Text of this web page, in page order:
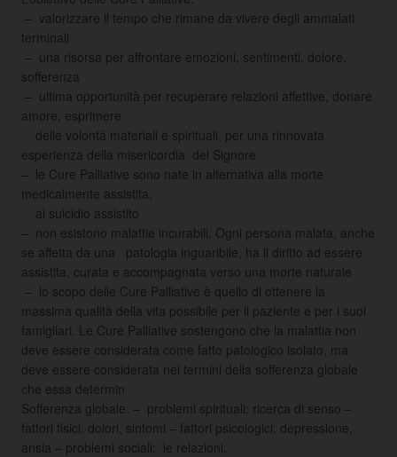
– valorizzare il tempo che rimane da vivere degli ammalati
terminali
– una risorsa per affrontare emozioni, sentimenti, dolore,
sofferenza
– ultima opportunità per recuperare relazioni affettive, donare
amore, esprimere
delle volontà materiali e spirituali, per una rinnovata
esperienza della misericordia del Signore
– le Cure Palliative sono nate in alternativa alla morte
medicalmente assistita,
al suicidio assistito
– non esistono malattie incurabili. Ogni persona malata, anche
se affetta da una patologia inguaribile, ha il diritto ad essere
assistita, curata e accompagnata verso una morte naturale
– lo scopo delle Cure Palliative è quello di ottenere la
massima qualità della vita possibile per il paziente e per i suoi
famigliari. Le Cure Palliative sostengono che la malattia non
deve essere considerata come fatto patologico isolato, ma
deve essere considerata nei termini della sofferenza globale
che essa determin
Sofferenza globale: – problemi spirituali: ricerca di senso –
fattori fisici: dolori, sintomi – fattori psicologici: depressione,
ansia – problemi sociali: le relazioni.